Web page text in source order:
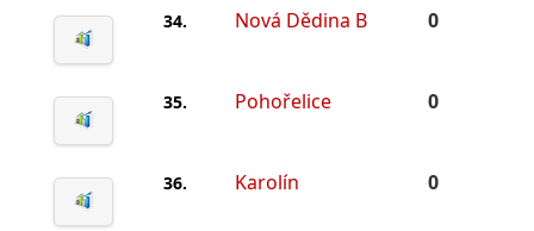
34. Nová Dědina B 0
35. Pohořelice 0
36. Karolín 0